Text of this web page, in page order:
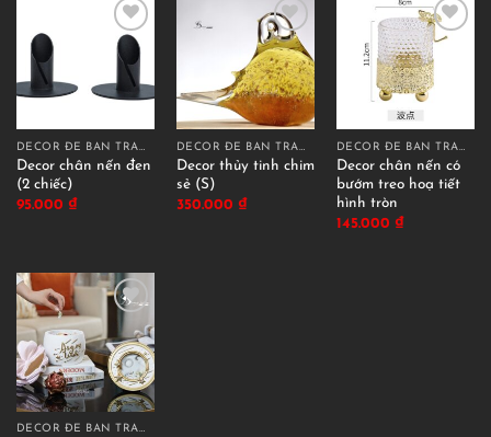
DECOR ĐỂ BÀN TRANG TRÍ
Decor chân nến đen
(2 chiếc)
95.000 ₫
DECOR ĐỂ BÀN TRANG TRÍ
Decor thủy tinh chim
sẻ (S)
350.000 ₫
DECOR ĐỂ BÀN TRANG TRÍ
Decor chân nến có
bướm treo hoạ tiết
hình tròn
145.000 ₫
DECOR ĐỂ BÀN TRANG TRÍ